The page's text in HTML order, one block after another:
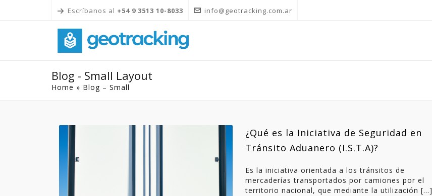
Escríbanos al +54 9 3513 10-8033 info@geotracking.com.ar
Blog - Small Layout
Home » Blog – Small
¿Qué es la Iniciativa de Seguridad en
Tránsito Aduanero (I.S.T.A)?
Es la iniciativa orientada a los tránsitos de
mercaderías transportados por camiones por el
territorio nacional, que mediante la utilización […]